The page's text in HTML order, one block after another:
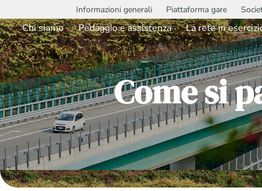
Informazioni generali Piattaforma gare
Chi siamo Pedaggio e assistenza La rete in
Come si